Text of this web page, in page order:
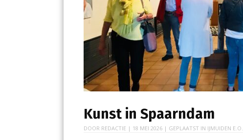
Kunst in Spaarndam
DOOR REDACTIE | 18 MEI 2026 | GEPLAATST IN IJMUIDEN E.O.